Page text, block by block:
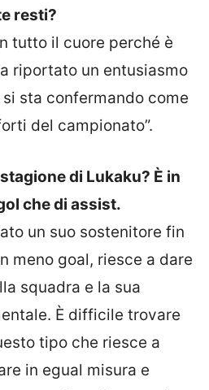
resti?
tutto il cuore perché è
riportato un entusiasmo
sta confermando come
del campionato”.
di Lukaku? È in
che di assist.
un suo sostenitore fin
meno goal, riesce a dare
squadra e la sua
È difficile trovare
tipo che riesce a
in egual misura e